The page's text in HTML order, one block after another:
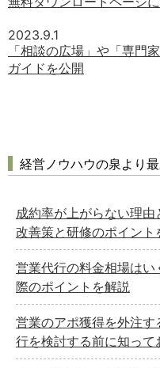
2023.9.1
「相談の広場」や「専門
ガイドを公開
経営ノウハウの泉より
成約率が上がらない理
改善策と研修のポイント
営業代行の料金相場は
際のポイントを解説
営業のアポ獲得を外注
行を検討する前に知っ